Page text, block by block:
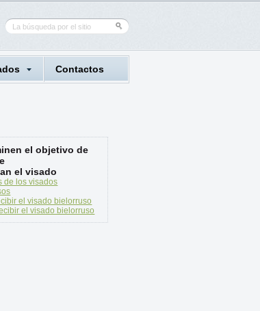
Contactos
el objetivo de
el visado
de los visados
el visado bielorruso
el visado bielorruso